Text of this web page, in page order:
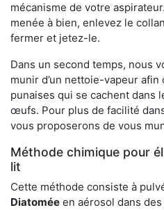
mécanisme de votre
menée à bien, enlevez le
fermer et jetez-le.
Dans un second temps, nous
munir d’un nettoie-vapeur
punaises qui se cachent dans
œufs. Pour plus de facilité
vous proposerons de vous
Méthode chimique pour
lit
Cette méthode consiste à
Diatomée en aérosol dans